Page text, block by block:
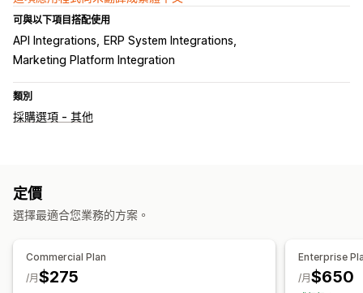
可與以下項目搭配使用
API Integrations
ERP System Integrations
Marketing Platform Integration
類別
採購選項 - 其他
定價
選擇最適合您業務的方案。
Commercial Plan
$275
/月
Enterprise
$650
/月